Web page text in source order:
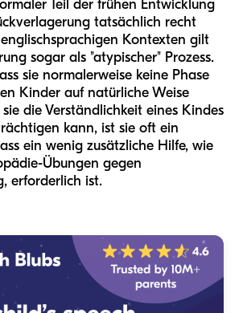
Teil der frühen Entwicklung
tatsächlich recht
Kontexten gilt
sogar als "atypischer" Prozess.
sie normalerweise keine Phase
Kinder auf natürliche Weise
die Verständlichkeit eines Kindes
kann, ist sie oft ein
ein wenig zusätzliche Hilfe, wie
Übungen gegen
erforderlich ist.